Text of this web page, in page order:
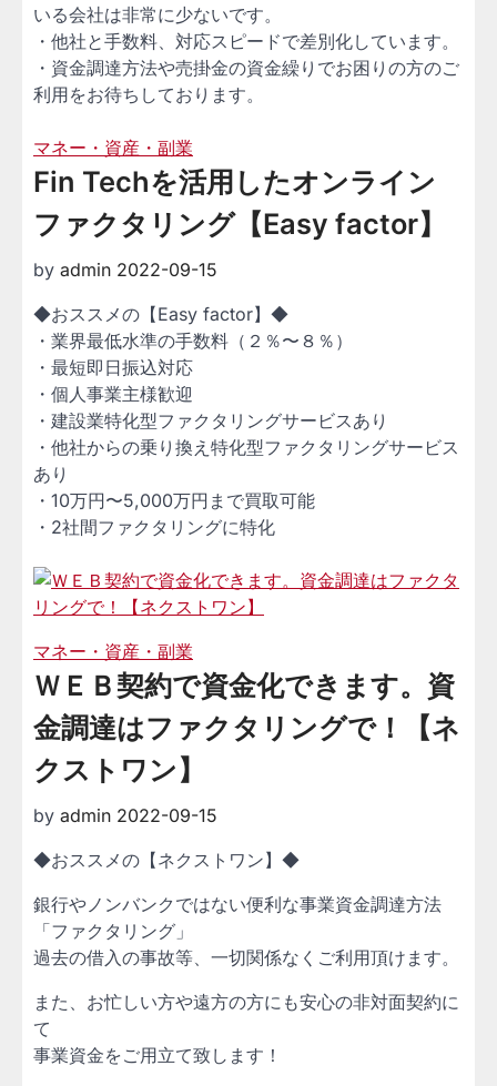
いる会社は非常に少ないです。
・他社と手数料、対応スピードで差別化しています。
・資金調達方法や売掛金の資金繰りでお困りの方のご
利用をお待ちしております。
マネー・資産・副業
Fin Techを活用したオンライン
ファクタリング【Easy factor】
by admin 2022-09-15
◆おススメの【Easy factor】◆
・業界最低水準の手数料（２％〜８％）
・最短即日振込対応
・個人事業主様歓迎
・建設業特化型ファクタリングサービスあり
・他社からの乗り換え特化型ファクタリングサービス
あり
・10万円〜5,000万円まで買取可能
・2社間ファクタリングに特化
マネー・資産・副業
ＷＥＢ契約で資金化できます。資
金調達はファクタリングで！【ネ
クストワン】
by admin 2022-09-15
◆おススメの【ネクストワン】◆
銀行やノンバンクではない便利な事業資金調達方法
「ファクタリング」
過去の借入の事故等、一切関係なくご利用頂けます。
また、お忙しい方や遠方の方にも安心の非対面契約に
て
事業資金をご用立て致します！